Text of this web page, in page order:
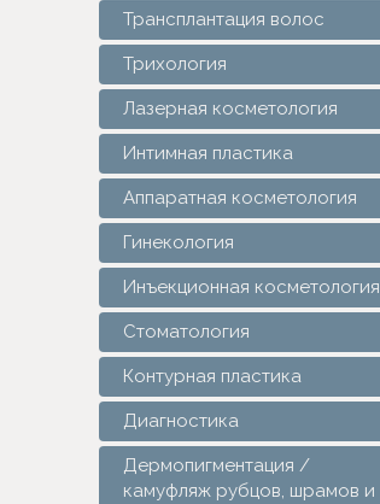
Трансплантация волос
Трихология
Лазерная косметология
Интимная пластика
Аппаратная косметология
Гинекология
Инъекционная косметология
Стоматология
Контурная пластика
Диагностика
Дермопигментация /
камуфляж рубцов, шрамов и